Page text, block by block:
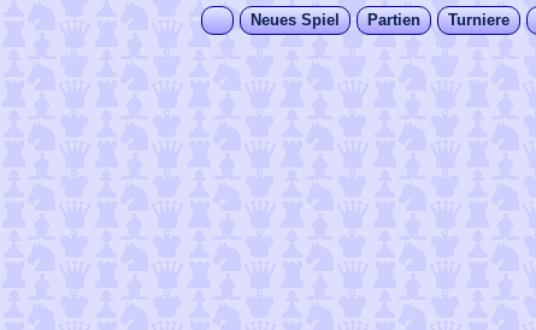
Neues Spiel Partien Turniere